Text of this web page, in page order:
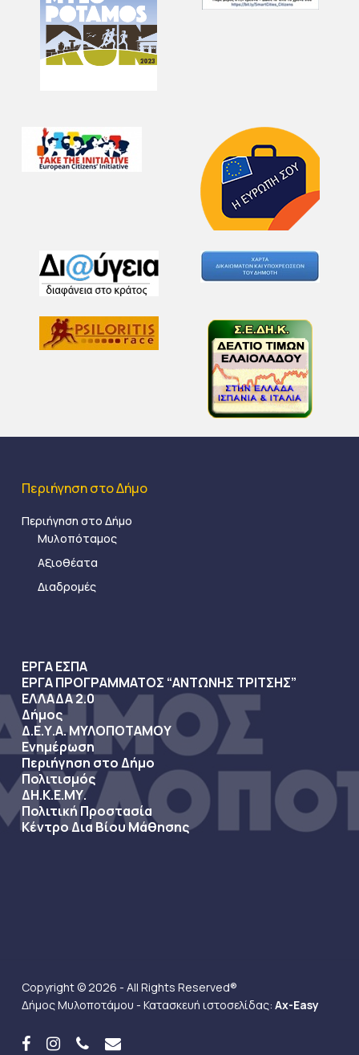
Περιήγηση στο Δήμο
Περιήγηση στο Δήμο
Μυλοπόταμος
Αξιοθέατα
Διαδρομές
ΕΡΓΑ ΕΣΠΑ
ΕΡΓΑ ΠΡΟΓΡΑΜΜΑΤΟΣ “ΑΝΤΩΝΗΣ ΤΡΙΤΣΗΣ”
ΕΛΛΑΔΑ 2.0
Δήμος
Δ.Ε.Υ.Α. ΜΥΛΟΠΟΤΑΜΟΥ
Ενημέρωση
Περιήγηση στο Δήμο
Πολιτισμός
ΔΗ.Κ.Ε.ΜΥ.
Πολιτική Προστασία
Κέντρο Δια Βίου Μάθησης
Copyright © 2026 - All Rights Reserved®
Δήμος Μυλοποτάμου - Κατασκευή ιστοσελίδας: Ax-Easy
facebookinstagramphoneemail